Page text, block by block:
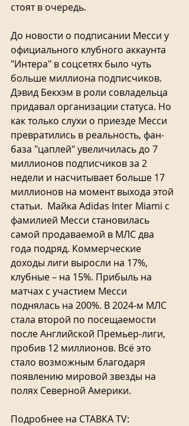
стоят в очередь.
До новости о подписании Месси у
официального клубного аккаунта
"Интера" в соцсетях было чуть
больше миллиона подписчиков.
Дэвид Бекхэм в роли совладельца
придавал организации статуса. Но
как только слухи о приезде Месси
превратились в реальность, фан-
база "цаплей" увеличилась до 7
миллионов подписчиков за 2
недели и насчитывает больше 17
миллионов на момент выхода этой
статьи.  Майка Adidas Inter Miami с
фамилией Месси становилась
самой продаваемой в МЛС два
года подряд. Коммерческие
доходы лиги выросли на 17%,
клубные – на 15%. Прибыль на
матчах с участием Месси
поднялась на 200%. В 2024-м МЛС
стала второй по посещаемости
после Английской Премьер-лиги,
пробив 12 миллионов. Всё это
стало возможным благодаря
появлению мировой звезды на
полях Северной Америки.
Подробнее на СТАВКА TV: